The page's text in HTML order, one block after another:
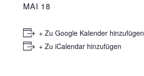
MAI 18
+ Zu Google Kalender hinzufügen
+ Zu iCalendar hinzufügen